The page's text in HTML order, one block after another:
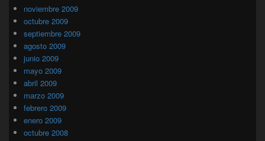
noviembre 2009
octubre 2009
septiembre 2009
agosto 2009
junio 2009
mayo 2009
abril 2009
marzo 2009
febrero 2009
enero 2009
octubre 2008